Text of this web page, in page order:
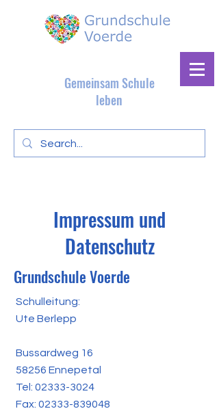
Gemeinsam Schule
leben
Impressum und
Datenschutz
Grundschule Voerde
Schulleitung:
Ute Berlepp
Bussardweg 16
58256 Ennepetal
Tel: 02333-3024
Fax: 02333-839048